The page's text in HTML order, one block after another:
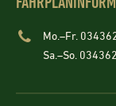
Mo.–Fr.
Sa.–So.